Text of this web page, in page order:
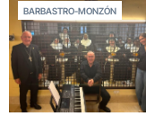
BARBASTRO-MONZÓN